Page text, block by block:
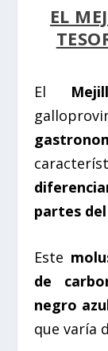
EL
El
partes
Este
de
negro
que varía